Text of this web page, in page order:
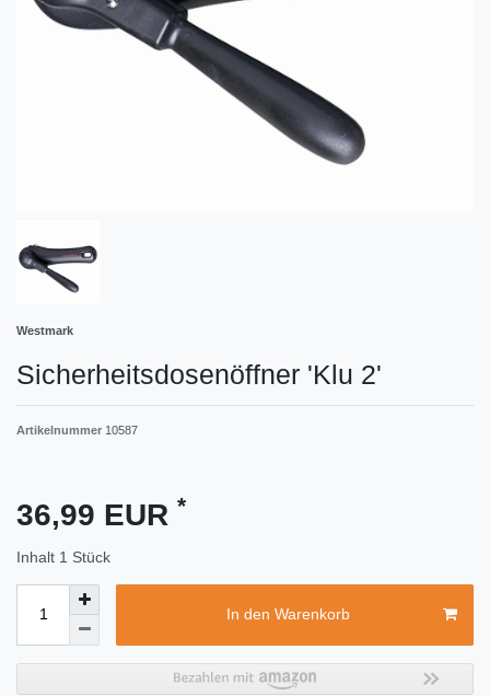
Westmark
Sicherheitsdosenöffner 'Klu 2'
Artikelnummer 10587
36,99 EUR *
Inhalt 1 Stück
In den Warenkorb